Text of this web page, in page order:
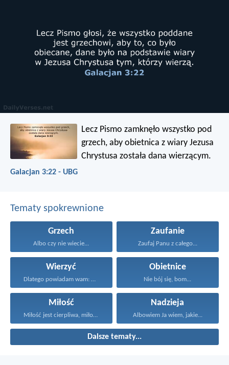
Lecz Pismo zamknęło wszystko pod
grzech, aby obietnica z wiary Jezusa
Chrystusa została dana wierzącym.
Galacjan 3:22 - UBG
Tematy spokrewnione
Grzech
Albo czy nie wiecie...
Zaufanie
Zaufaj Panu z całego...
Wierzyć
Dlatego powiadam wam: Wszystko...
Obietnice
Nie bój się, bom...
Miłość
Miłość jest cierpliwa, miłość...
Nadzieja
Albowiem Ja wiem, jakie...
Dalsze tematy...